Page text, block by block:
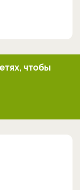
чтобы